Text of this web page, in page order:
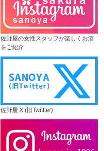
佐野屋の女性スタッフが楽しくお酒
をご紹介
佐野屋 X (旧Twittter)